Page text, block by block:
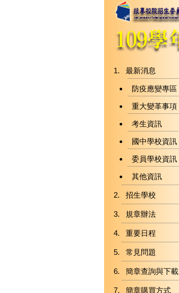
最新消息
防疫應變專區
重大變革事項
考生資訊
國中學校資訊
委員學校資訊
其他資訊
招生學校
規章辦法
重要日程
常見問題
簡章查詢與下載
簡章購買方式